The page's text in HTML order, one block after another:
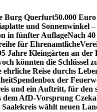
Burg Querfurt50.000
und Sonnenwinkel
in fünfter AuflageNach
für Ehrenamtliche
Jahre Kleingärten an
könnten die Schlüssel
Reise durchs
Spendenbox der
und ein Auftritt, für den
AfD-Vorsprung
wählt neuen